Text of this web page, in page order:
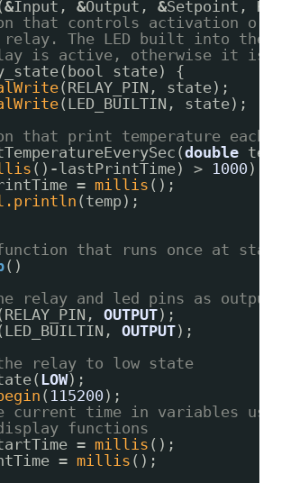
&Input, &Output, &Setpoint,
that controls activation or
The LED built into the
is active, otherwise it is
state) {
(RELAY_PIN, state);
(LED_BUILTIN, state);
that print temperature each
double
() -lastPrintTime) > 1000 ) {
= millis ();
(temp);
that runs once at
()
relay and led pins as output
OUTPUT);
OUTPUT);
relay to low state
LOW);
( 115200 );
current time in variables
functions
= millis ();
= millis ();